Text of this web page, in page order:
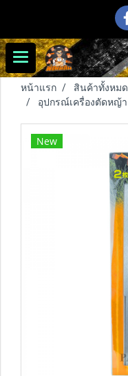
หน้าแรก สินค้าทั้งหมด
อุปกรณ์เครื่องตัดหญ้า
New